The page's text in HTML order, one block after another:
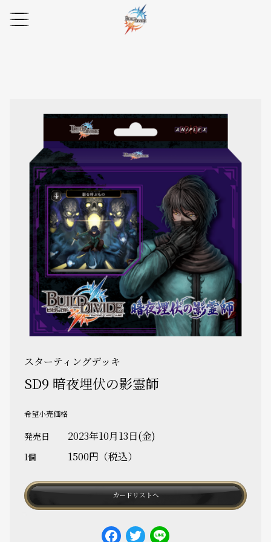
スターティングデッキ
SD9 暗夜埋伏の影霊師
希望小売価格
発売日 2023年10月13日(金)
1個 1500円（税込）
カードリストへ